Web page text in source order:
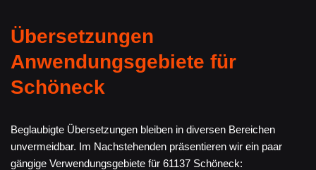
Übersetzungen
Anwendungsgebiete für
Schöneck
Beglaubigte Übersetzungen bleiben in diversen Bereichen
unvermeidbar. Im Nachstehenden präsentieren wir ein paar
gängige Verwendungsgebiete für 61137 Schöneck: